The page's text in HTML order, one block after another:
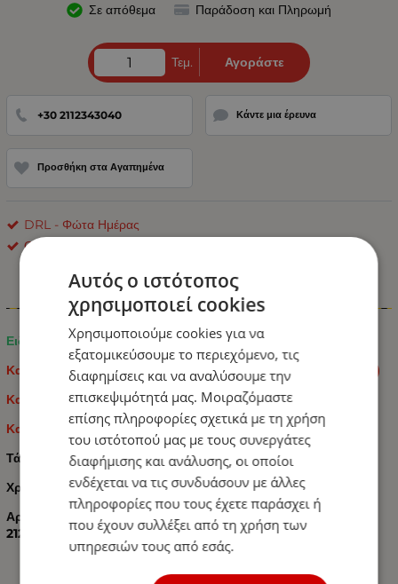
Σε απόθεμα Παράδοση και Πληρωμή
Τεμ. Αγοράστε
+30 2112343040 Κάντε μια έρευνα
Προσθήκη στα Αγαπημένα
DRL - Φώτα Ημέρας
ΟΕΜ
Πληροφορίες
Ειδικοί για Scania R / P / G / T
Κατάλληλο για καμπίνες Scania 5 Series P & R (2004 - 2010)
Κατάλληλο για καμπίνες 6 Series P & R (2010 - 2017)
Κατάλληλο για R / P / G / T Series (2004 - 2017)
Τάση Λειτουργίας24 V
Χρώμα
Κίτρινος
Αριθμός αντικατάστασης OEM: 1931614, 2127432, 2131055,
2127431, 1931613, 2131054
Αυτός ο ιστότοπος
χρησιμοποιεί cookies
Χρησιμοποιούμε cookies για να
εξατομικεύσουμε το περιεχόμενο, τις
διαφημίσεις και να αναλύσουμε την
επισκεψιμότητά μας. Μοιραζόμαστε
επίσης πληροφορίες σχετικά με τη χρήση
του ιστότοπού μας με τους συνεργάτες
διαφήμισης και ανάλυσης, οι οποίοι
ενδέχεται να τις συνδυάσουν με άλλες
πληροφορίες που τους έχετε παράσχει ή
που έχουν συλλέξει από τη χρήση των
υπηρεσιών τους από εσάς.